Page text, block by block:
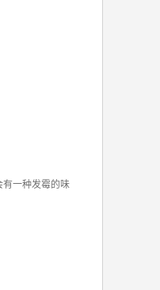
有一种发霉的味